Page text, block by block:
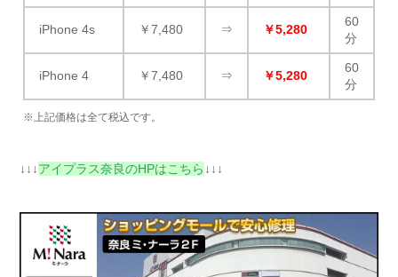
iPhone 4s ￥7,480 ⇒ ￥5,280
60
分
iPhone 4 ￥7,480 ⇒ ￥5,280
60
分
※上記価格は全て税込です。
↓↓↓アイプラス奈良のHPはこちら ↓↓↓